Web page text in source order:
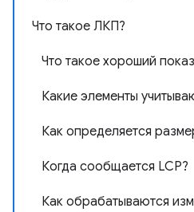
Что такое ЛКП?
Что такое хороший
Какие элементы
Как определяется
Когда сообщается LCP?
Как обрабатываются